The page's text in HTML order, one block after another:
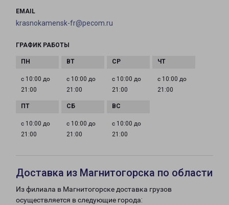
EMAIL
krasnokamensk-fr@pecom.ru
ГРАФИК РАБОТЫ
с 10:00 до
21:00
с 10:00 до
21:00
с 10:00 до
21:00
с 10:00 до
21:00
с 10:00 до
21:00
с 10:00 до
21:00
с 10:00 до
21:00
Доставка из Магнитогорска по области
Из филиала в Магнитогорске доставка грузов
осуществляется в следующие города: